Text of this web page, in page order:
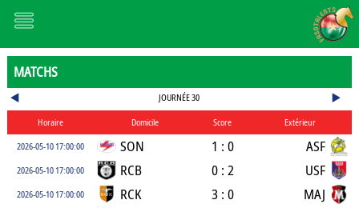
MATCHS
JOURNÉE 30
Horaire Domicile Score
Extérieur
2026-05-10 17:00:00
SON 1 : 0 ASF
2026-05-10 17:00:00 RCB 0 : 2 USF
2026-05-10 17:00:00 RCK 3 : 0 MAJ